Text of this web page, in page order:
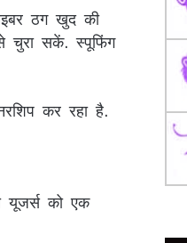
ठग खुद की
चुरा सकें. स्पूफिंग
कर रहा है.
यूजर्स को एक